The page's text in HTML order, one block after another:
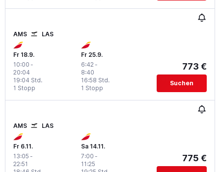
AMS LAS
Fr 18.9.
10:00 -
20:04
1 Stopp
19:04 Std.
Fr 25.9.
6:42 -
8:40
1 Stopp
16:58 Std.
773 €
Suchen
AMS LAS
Fr 6.11.
13:05 -
22:51
Sa 14.11.
7:00 -
11:25
775 €